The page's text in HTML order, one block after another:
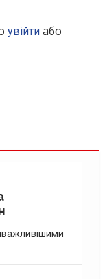
увійти або